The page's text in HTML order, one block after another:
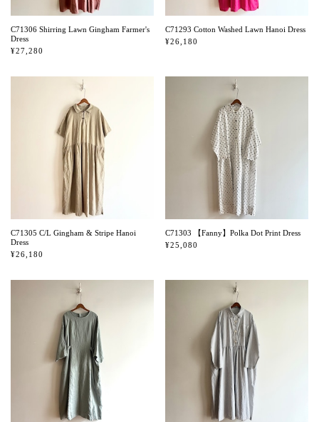
C71306 Shirring Lawn Gingham Farmer's
Dress
¥27,280
C71293 Cotton Washed Lawn Hanoi Dress
¥26,180
C71305 C/L Gingham & Stripe Hanoi
Dress
¥26,180
C71303 【Fanny】Polka Dot Print Dress
¥25,080